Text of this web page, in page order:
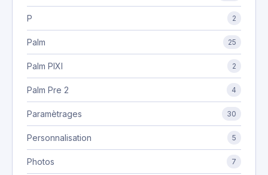
P 2
Palm 25
Palm PIXI 2
Palm Pre 2 4
Paramètrages 30
Personnalisation 5
Photos 7